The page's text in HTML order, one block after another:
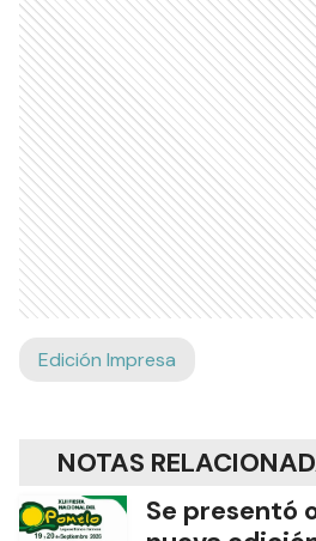
Edición Impresa
NOTAS
Se presentó